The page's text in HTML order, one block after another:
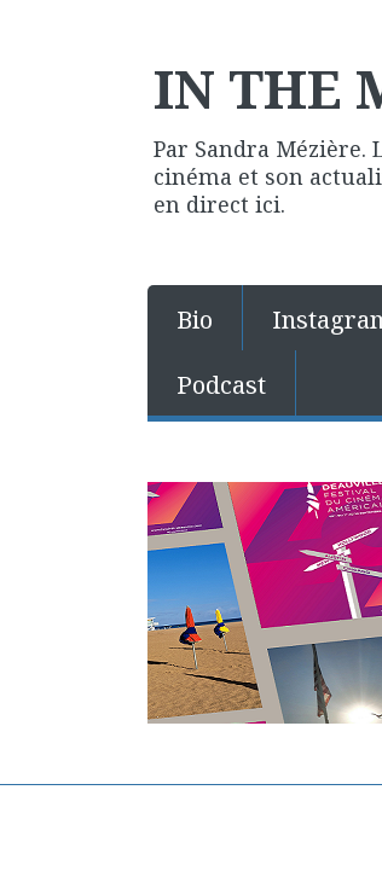
IN THE
Par Sandra
cinéma et son
en direct ici.
Bio
Podcast